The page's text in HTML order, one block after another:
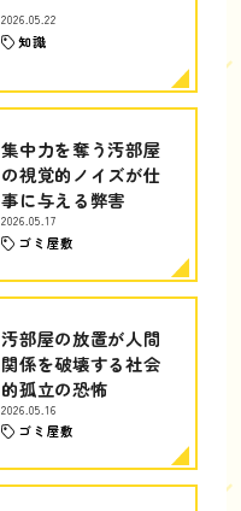
2026.05.22
知識
集中力を奪う汚部屋
の視覚的ノイズが仕
事に与える弊害
2026.05.17
ゴミ屋敷
汚部屋の放置が人間
関係を破壊する社会
的孤立の恐怖
2026.05.16
ゴミ屋敷